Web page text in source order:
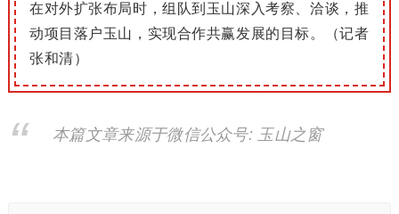
在对外扩张布局时，组队到玉山深入考察、洽谈，推
动项目落户玉山，实现合作共赢发展的目标。（记者
张和清）
本篇文章来源于微信公众号: 玉山之窗